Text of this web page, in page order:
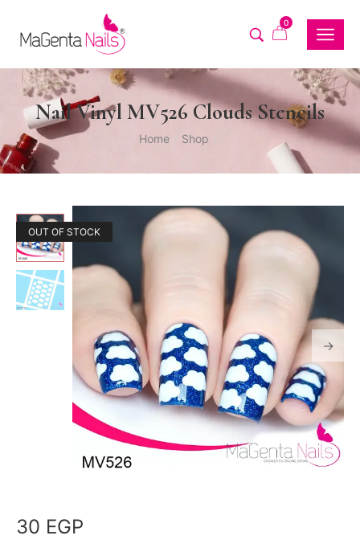
0
Nail Vinyl MV526 Clouds Stencils
Home Shop
OUT OF STOCK
30 EGP